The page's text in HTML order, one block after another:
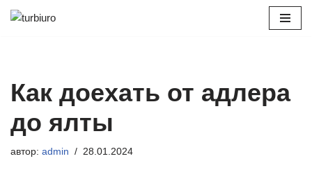
Как доехать от адлера
до ялты
автор: admin 28.01.2024